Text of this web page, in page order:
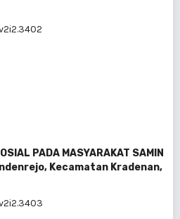
PADA MASYARAKAT SAMIN
Kecamatan Kradenan,